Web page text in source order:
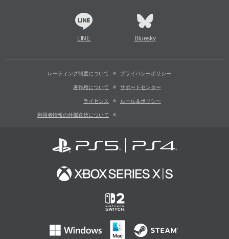
LINE Bluesky
レーティング制度について プライバシーポリシー
著作権について サポートセンター
ライセンス ルール＆ポリシー
利用者情報の外部送信について